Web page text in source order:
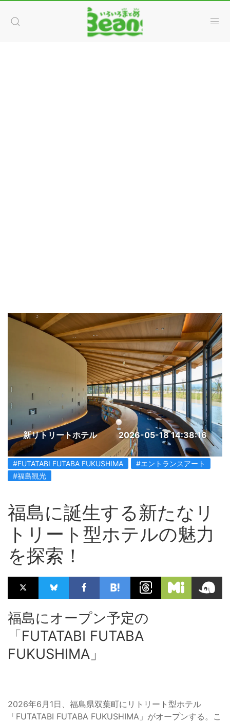
新リトリートホテル 2026-05-18 14:38:16
#FUTATABI FUTABA FUKUSHIMA
#エントランスアート
#福島観光
福島に誕生する新たなリ
トリート型ホテルの魅力
を探索！
福島にオープン予定の
「FUTATABI FUTABA
FUKUSHIMA」
2026年6月1日、福島県双葉町にリトリート型ホテル
「FUTATABI FUTABA FUKUSHIMA」がオープンする。こ